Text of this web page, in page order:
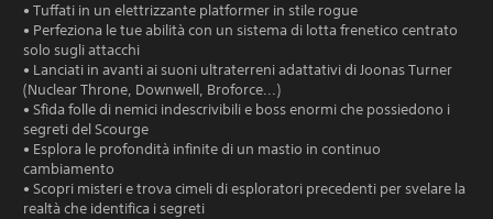
• Tuffati in un elettrizzante platformer in stile rogue
• Perfeziona le tue abilità con un sistema di lotta frenetico centrato
solo sugli attacchi
• Lanciati in avanti ai suoni ultraterreni adattativi di Joonas Turner
(Nuclear Throne, Downwell, Broforce...)
• Sfida folle di nemici indescrivibili e boss enormi che possiedono i
segreti del Scourge
• Esplora le profondità infinite di un mastio in continuo
cambiamento
• Scopri misteri e trova cimeli di esploratori precedenti per svelare la
realtà che identifica i segreti